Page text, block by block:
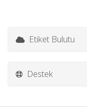
Etiket Bulutu
Destek